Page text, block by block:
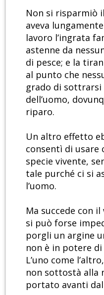
Non si risparmiò
aveva
lavoro l’ingrata
astenne da
di pesce; e la
al punto che
grado di sottrarsi
dell’uomo,
riparo.
Un altro effetto
consentì di
specie vivente,
tale purché ci si
l’uomo.
Ma succede con
si può forse
porgli un argine
non è in potere di
L’uno come
non sottostà alla
portato avanti